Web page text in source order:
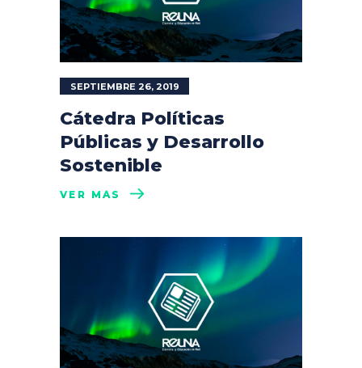
SEPTIEMBRE 26, 2019
Cátedra Políticas
Públicas y Desarrollo
Sostenible
VER MÁS